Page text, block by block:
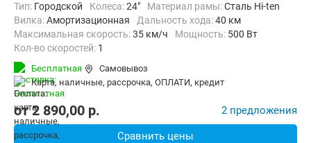
Тип: Городской Колеса:24" Материал рамы:Сталь Hi-ten
Вилка:Амортизационная Дальность хода:40 км
Максимальная скорость:35 км/ч Мощность: 500 Вт
Кол-во скоростей: 1
Передний тормоз:
Задний тормоз: Барабанный ручной
Бесплатная
Самовывоз
карта, наличные, рассрочка, ОПЛАТИ, кредит
от2 890,00 p. 2 предложения
Сравнить цены